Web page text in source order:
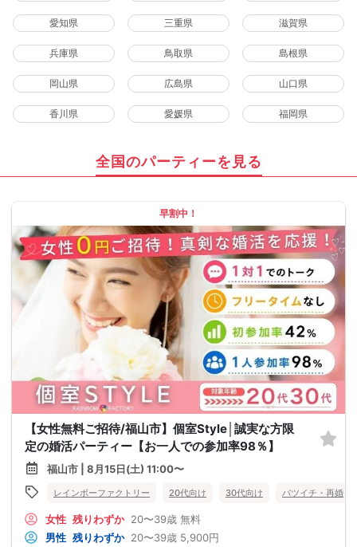
愛知県 三重県 滋賀県
兵庫県 鳥取県 島根県
岡山県 広島県 山口県
香川県 愛媛県 福岡県
全国のパーティーを見る
早割中！
【女性無料ご招待/福山市】個室Style│誠実な方限
定の婚活パーティー【お一人での参加率98％】
福山市 | 8月15日(土) 11:00〜
レインボーファクトリー 20代向け 30代向け バツイチ・再婚
女性 残りわずか 20〜39歳 無料
男性 残りわずか 20〜39歳 5,900円